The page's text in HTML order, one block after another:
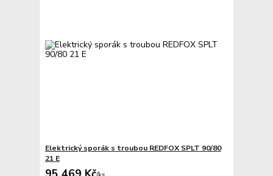
Elektrický sporák s troubou REDFOX SPLT 90/80
21 E